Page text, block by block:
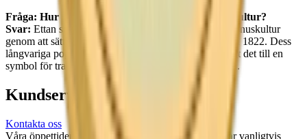
Fråga: Hur har Ettan snus påverkat svensk snuskultur?
Svar: Ettan snus har haft en stor påverkan på svensk snuskultur
genom att sätta standarden för kvalitet och smak sedan 1822. Dess
långvariga popularitet och oförändrade recept har gjort det till en
symbol för tradition och autenticitet inom snusvärlden.
Kundservice
Kontakta oss
Våra öppettider är: Alla dagar 08:00 - 18:00 Vi svarar vanligtvis